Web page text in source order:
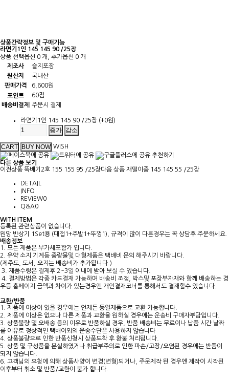
상품간략정보 및 구매기능
라면기1인 145 145 90 /25장
상품 선택옵션 0 개, 추가옵션 0 개
제조사
슬지포장
원산지
국내산
판매가격
6,600원
포인트
60점
배송비결제
주문시 결제
라면기1인 145 145 90 /25장 (+0원)
증가 감소
WISH
추천하기
다른 상품 보기
이전상품 뚝배기2호 155 155 95 /25장다음 상품 재떨이중 145 145 55 /25장
DETAIL
INFO
REVIEW0
Q&A0
WITH ITEM
등록된 관련상품이 없습니다.
원앙 반상기 1Set용 (대접1+주발1+뚜껑1), 규격이 많이 다른경우는 꼭 상담후 주문하세요.
배송정보
1. 모든 제품은 부가세포함가 입니다.
2. 유약 소지 기계등 중량물및 대형제품은 택배비 문의 해주시기 바랍니다.
(제주도, 도서, 오지는 배송비가 추가됩니다.)
3. 제품수령은 결제후 2~3일 이내에 받아 보실 수 있습니다.
4. 결제방법은 각종 카드결재 가능하며 배송비 조정, 박스및 포장부자재와 함께 배송하는 경
우등 홈페이지 금액과 차이가 있는경우엔 개인결재코너를 통해서도 결재할수 있습니다.
교환/반품
1. 제품에 이상이 있을 경우에는 언제든 동일제품으로 교환 가능합니다.
2. 제품에 이상은 없으나 다른 제품과 교환을 원하실 경우에는 운송비 구매자부담입니다.
3. 상품불량 및 오배송 등의 이유로 반품하실 경우, 반품 배송비는 무료이나 납품 시간 날짜
를 이유로 정상적인 택배이외의 운송수단은 사용하지 않습니다
4. 상품불량으로 인한 반품신청시 상품도착 후 환불 처리됩니다.
5. 상품 및 구성품을 분실하였거나 취급부주의로 인한 파손/고장/오염된 경우에는 반품이
되지 않습니다.
6. 고객님의 요청에 의해 상품사양이 변경(변형)되거나, 주문제작 된 경우엔 제작이 시작된
이후부터 취소 및 반품/교환이 불가 합니다.